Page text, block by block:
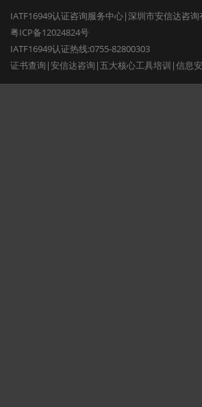
IATF16949认证咨询服务中心|深圳市安信达咨
粤ICP备12024824号
IATF16949认证热线:0755-82800303
证书查询 |安信达咨询 | 五大核心工具培训 |信息